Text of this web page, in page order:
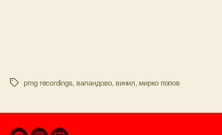
Tagspmg recordings, валандово, винил, мирко попов